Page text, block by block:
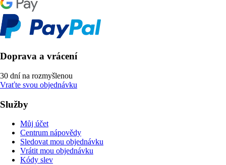
Doprava a vrácení
30 dní na rozmyšlenou
Vraťte svou objednávku
Služby
Můj účet
Centrum nápovědy
Sledovat mou objednávku
Vrátit mou objednávku
Kódy slev